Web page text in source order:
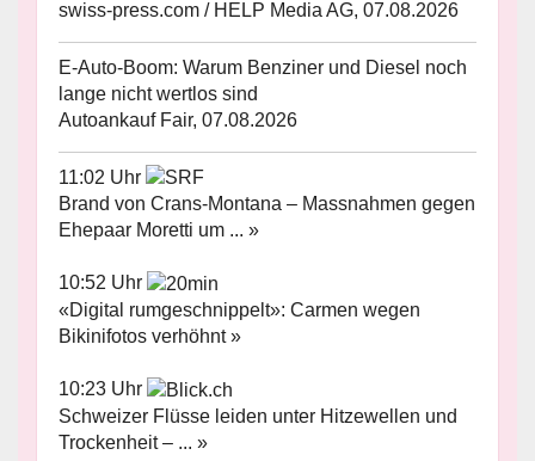
swiss-press.com / HELP Media AG, 07.08.2026
E-Auto-Boom: Warum Benziner und Diesel noch
lange nicht wertlos sind
Autoankauf Fair, 07.08.2026
11:02 Uhr
Brand von Crans-Montana – Massnahmen gegen
Ehepaar Moretti um ... »
10:52 Uhr
«Digital rumgeschnippelt»: Carmen wegen
Bikinifotos verhöhnt »
10:23 Uhr
Schweizer Flüsse leiden unter Hitzewellen und
Trockenheit – ... »